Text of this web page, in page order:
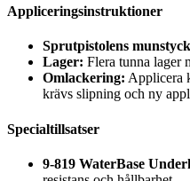
Appliceringsinstruktioner
Sprutpistolens
Lager: Flera tunna lager
Omlackering: Applicera
krävs slipning och ny
Specialtillsatser
9-819 WaterBase